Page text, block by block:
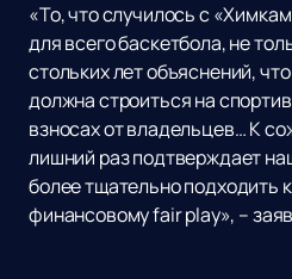
«То, что случилось с
для всего баскетбола, не
стольких лет объяснений,
должна строиться на
взносах от владельцев… К
лишний раз подтверждает
более тщательно подходить
финансовому fair play», –